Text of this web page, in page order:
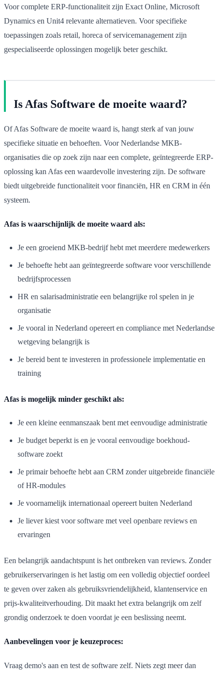
Voor complete ERP-functionaliteit zijn Exact Online, Microsoft
Dynamics en Unit4 relevante alternatieven. Voor specifieke
toepassingen zoals retail, horeca of servicemanagement zijn
gespecialiseerde oplossingen mogelijk beter geschikt.
Is Afas Software de moeite waard?
Of Afas Software de moeite waard is, hangt sterk af van jouw
specifieke situatie en behoeften. Voor Nederlandse MKB-
organisaties die op zoek zijn naar een complete, geïntegreerde ERP-
oplossing kan Afas een waardevolle investering zijn. De software
biedt uitgebreide functionaliteit voor financiën, HR en CRM in één
systeem.
Afas is waarschijnlijk de moeite waard als:
Je een groeiend MKB-bedrijf hebt met meerdere medewerkers
Je behoefte hebt aan geïntegreerde software voor verschillende
bedrijfsprocessen
HR en salarisadministratie een belangrijke rol spelen in je
organisatie
Je vooral in Nederland opereert en compliance met Nederlandse
wetgeving belangrijk is
Je bereid bent te investeren in professionele implementatie en
training
Afas is mogelijk minder geschikt als:
Je een kleine eenmanszaak bent met eenvoudige administratie
Je budget beperkt is en je vooral eenvoudige boekhoud-
software zoekt
Je primair behoefte hebt aan CRM zonder uitgebreide financiële
of HR-modules
Je voornamelijk internationaal opereert buiten Nederland
Je liever kiest voor software met veel openbare reviews en
ervaringen
Een belangrijk aandachtspunt is het ontbreken van reviews. Zonder
gebruikerservaringen is het lastig om een volledig objectief oordeel
te geven over zaken als gebruiksvriendelijkheid, klantenservice en
prijs-kwaliteitverhouding. Dit maakt het extra belangrijk om zelf
grondig onderzoek te doen voordat je een beslissing neemt.
Aanbevelingen voor je keuzeproces:
Vraag demo's aan en test de software zelf. Niets zegt meer dan